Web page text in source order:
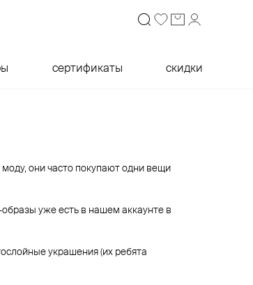
сертификаты скидки
они часто покупают одни вещи
уже есть в нашем аккаунте в
украшения (их ребята